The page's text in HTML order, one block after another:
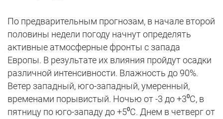
По предварительным прогнозам, в начале второй
половины недели погоду начнут определять
активные атмосферные фронты с запада
Европы. В результате их влияния пройдут осадки
различной интенсивности. Влажность до 90%.
Ветер западный, юго-западный, умеренный,
временами порывистый. Ночью от -3 до +3⁰С, в
пятницу по юго-западу до +5⁰С. Днем в четверг от